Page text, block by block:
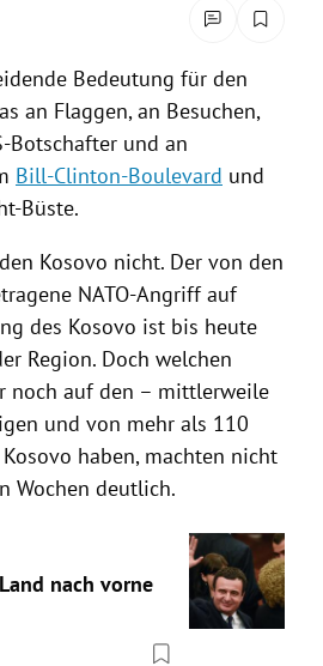
Bedeutung für den
an Flaggen, an Besuchen,
Botschafter und an
Bill-Clinton-Boulevard und
Büste.
Kosovo nicht. Der von den
NATO-Angriff auf
des Kosovo ist bis heute
Region. Doch welchen
noch auf den – mittlerweile
und von mehr als 110
Kosovo haben, machten nicht
Wochen deutlich.
nach vorne